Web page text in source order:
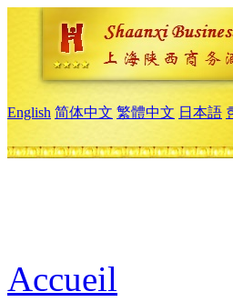
English 简体中文 繁體中文 日本語
Accueil